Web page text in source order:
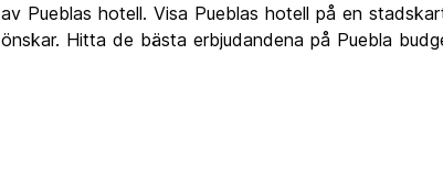
av Pueblas hotell. Visa Pueblas hotell på en
önskar. Hitta de bästa erbjudandena på Puebla